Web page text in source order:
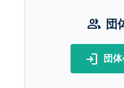
group 団
login 団